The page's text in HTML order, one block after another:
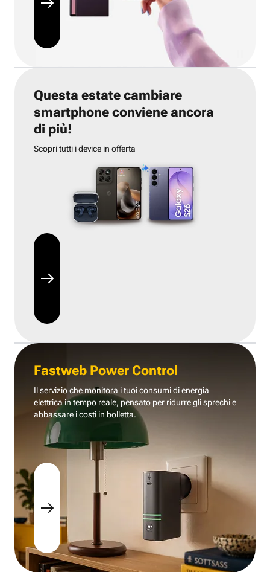
Questa estate cambiare
smartphone conviene ancora
di più!
Scopri tutti i device in offerta
Fastweb Power Control
Il servizio che monitora i tuoi consumi di energia
elettrica in tempo reale, pensato per ridurre gli sprechi e
abbassare i costi in bolletta.